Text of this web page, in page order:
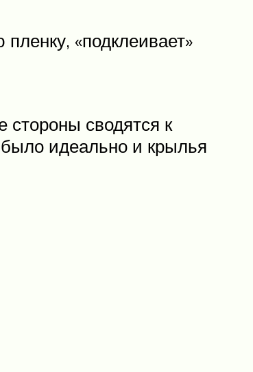
«подклеивает»
стороны сводятся к
идеально и крылья